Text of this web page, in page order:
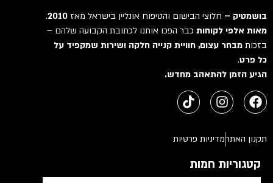
בושמטיק –חלוצי הבישום והטיפוח אונליין בישראל מאז2010
.
מאות אלפי לקוחותכבר הפכו אותנו לכתובת הקבועה שלהם –
בזכותמבחר עצום, חוויית קנייה חלקה ושירות שמקפיד על
כל פרט.
הגיע הזמן להתאהב מחדש.
תקנון האתרמדיניות פרטיות
קטגוריות חמות